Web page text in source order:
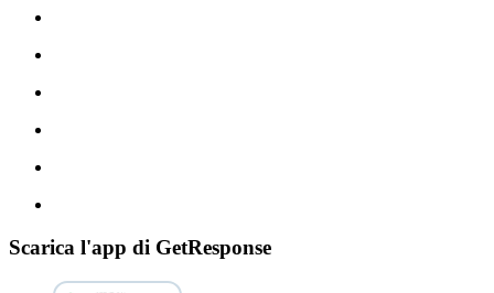
Scarica l'app di GetResponse